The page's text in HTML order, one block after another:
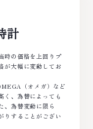
計
時の価格を上回りプ
が大幅に変動してお
（オメガ）など
く、為替によっても
、為替変動に限ら
りすることがござい